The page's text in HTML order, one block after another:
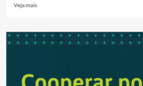
Veja maisRead
Governo
para